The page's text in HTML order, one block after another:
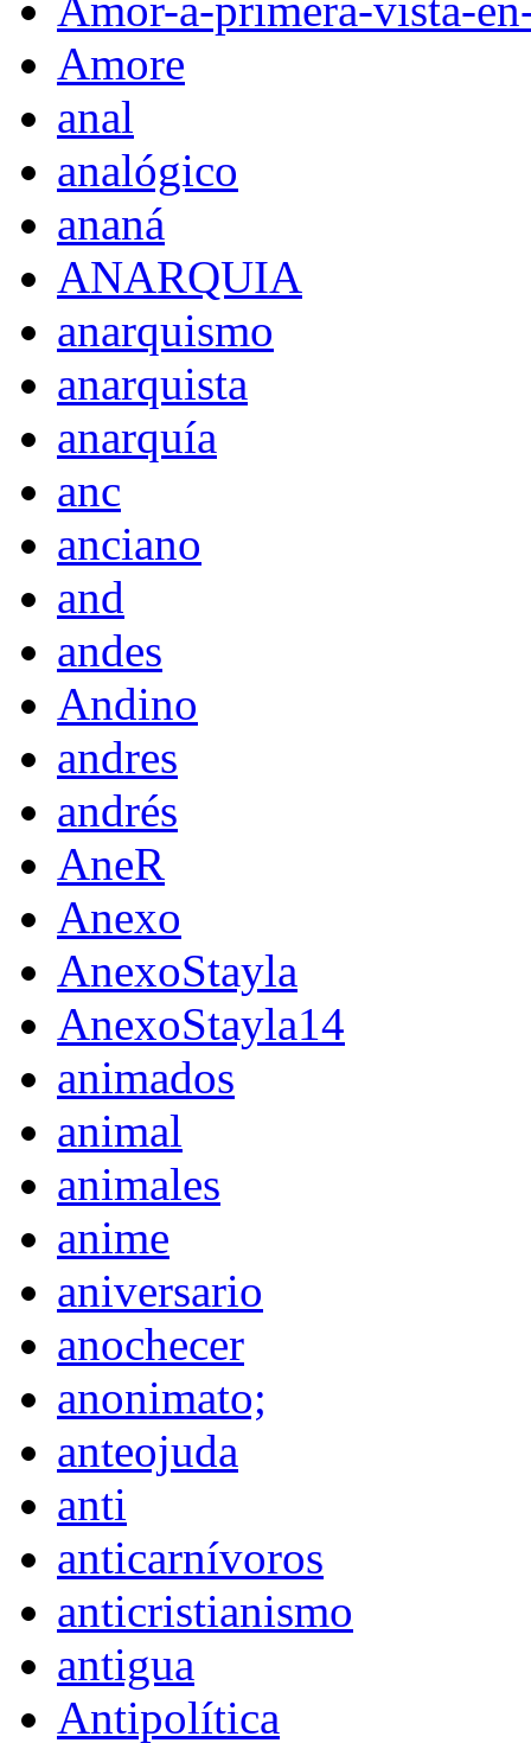
Amor-a-primera-vista-
Amore
anal
analógico
ananá
ANARQUIA
anarquismo
anarquista
anarquía
anc
anciano
and
andes
Andino
andres
andrés
AneR
Anexo
AnexoStayla
AnexoStayla14
animados
animal
animales
anime
aniversario
anochecer
anonimato;
anteojuda
anti
anticarnívoros
anticristianismo
antigua
Antipolítica